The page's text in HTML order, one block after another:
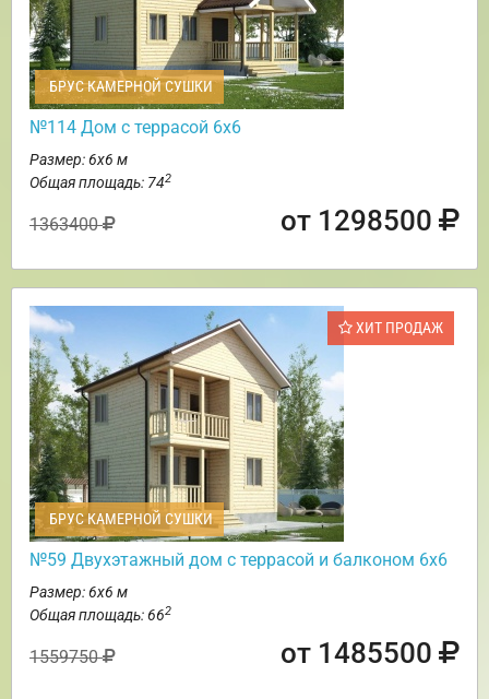
БРУС КАМЕРНОЙ СУШКИ
№114 Дом с террасой 6х6
Размер: 6х6 м
Общая площадь: 742
1363400 от 1298500
ХИТ ПРОДАЖ
БРУС КАМЕРНОЙ СУШКИ
№59 Двухэтажный дом с террасой и балконом 6х6
Размер: 6х6 м
Общая площадь: 662
1559750 от 1485500